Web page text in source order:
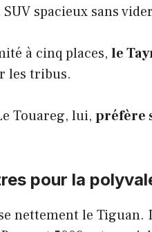
SUV spacieux sans
à cinq places, le
les tribus.
Touareg, lui, préfère
pour la
nettement le Tiguan.